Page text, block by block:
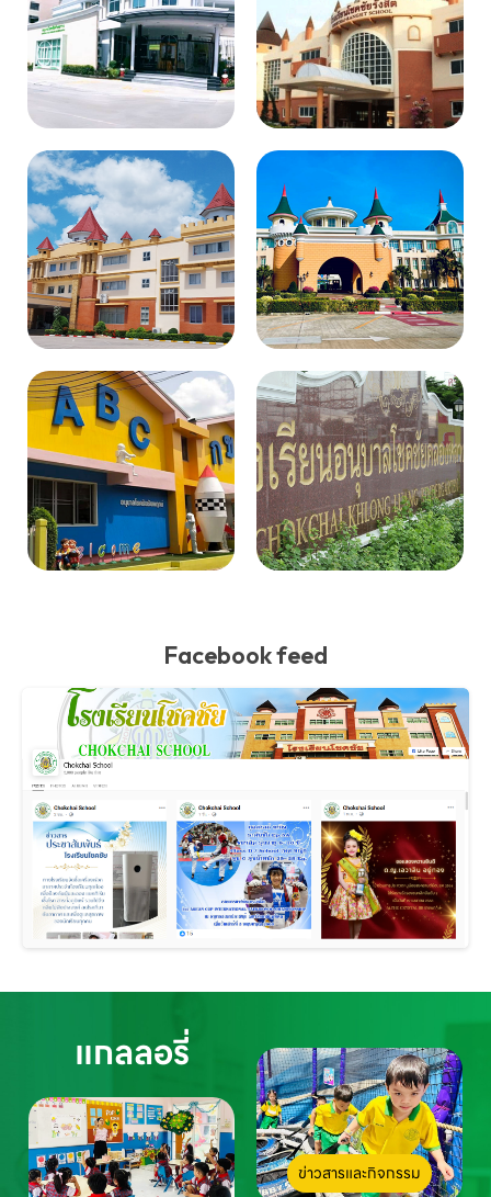
Facebook feed
แกลลอรี่
ข่าวสารและกิจกรรม